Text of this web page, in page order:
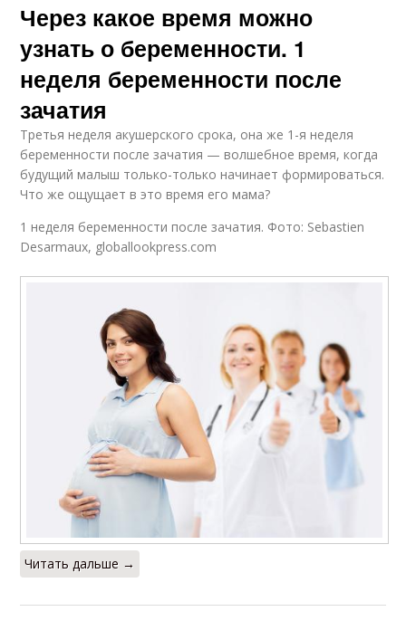
Через какое время можно
узнать о беременности. 1
неделя беременности после
зачатия
Третья неделя акушерского срока, она же 1-я неделя
беременности после зачатия — волшебное время, когда
будущий малыш только-только начинает формироваться.
Что же ощущает в это время его мама?
1 неделя беременности после зачатия. Фото: Sebastien
Desarmaux, globallookpress.com
Читать дальше →